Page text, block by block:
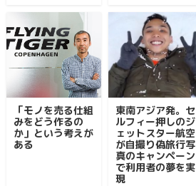
「モノを売る仕組
みをどう作るの
か」という考えが
ある
東南アジア発。セ
ルフィー押しのジ
ェットスター航空
が自撮り偽旅行写
真のキャンペーン
で利用者の夢を実
現